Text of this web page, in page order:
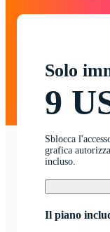
Solo
9
Sblocca
grafica
incluso.
Il piano